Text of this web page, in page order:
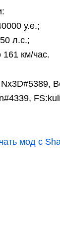
у.е.;
л.с.;
км/час.
мод с